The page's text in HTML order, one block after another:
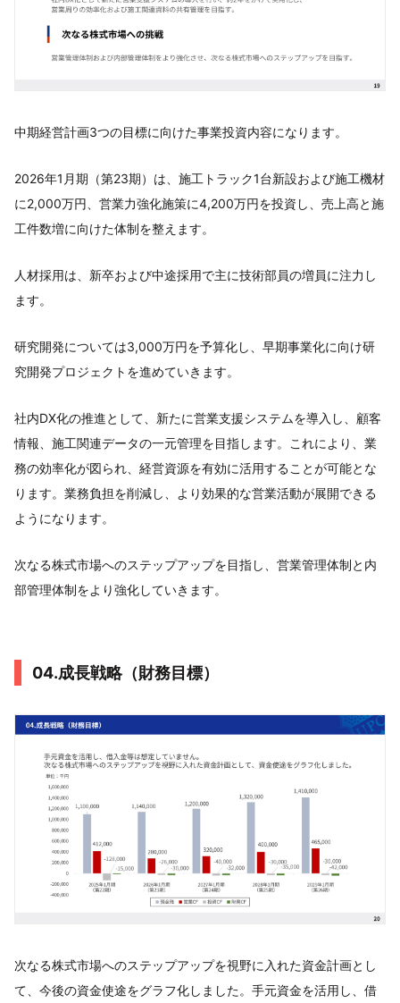
中期経営計画3つの目標に向けた事業投資内容になります。
2026年1月期（第23期）は、施工トラック1台新設および施工機材
に2,000万円、営業力強化施策に4,200万円を投資し、売上高と施
工件数増に向けた体制を整えます。
人材採用は、新卒および中途採用で主に技術部員の増員に注力し
ます。
研究開発については3,000万円を予算化し、早期事業化に向け研
究開発プロジェクトを進めていきます。
社内DX化の推進として、新たに営業支援システムを導入し、顧客
情報、施工関連データの一元管理を目指します。これにより、業
務の効率化が図られ、経営資源を有効に活用することが可能とな
ります。業務負担を削減し、より効果的な営業活動が展開できる
ようになります。
次なる株式市場へのステップアップを目指し、営業管理体制と内
部管理体制をより強化していきます。
04.成長戦略（財務目標）
次なる株式市場へのステップアップを視野に入れた資金計画とし
て、今後の資金使途をグラフ化しました。手元資金を活用し、借